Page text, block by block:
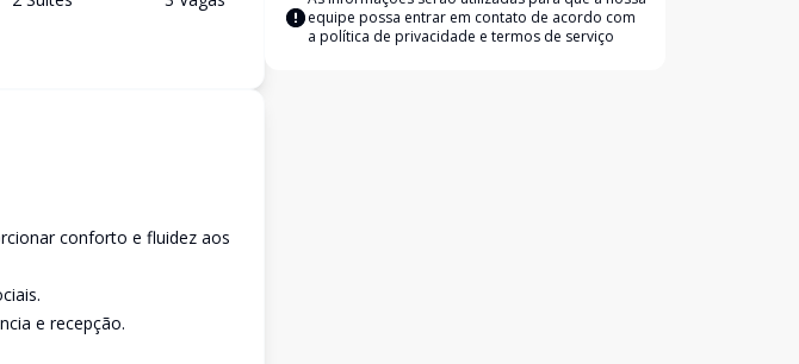
conforto e fluidez aos
e recepção.
equipe possa entrar em contato de acordo com
a política de privacidade e termos de serviço